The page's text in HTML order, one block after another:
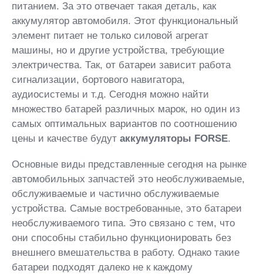
питанием. За это отвечает такая деталь, как
аккумулятор автомобиля. Этот функциональный
элемент питает не только силовой агрегат
машины, но и другие устройства, требующие
электричества. Так, от батареи зависит работа
сигнализации, бортового навигатора,
аудиосистемы и т.д. Сегодня можно найти
множество батарей различных марок, но один из
самых оптимальных вариантов по соотношению
цены и качестве будут аккумуляторы FORSE.
Основные виды представленные сегодня на рынке
автомобильных запчастей это необслуживаемые,
обслуживаемые и частично обслуживаемые
устройства. Самые востребованные, это батареи
необслуживаемого типа. Это связано с тем, что
они способны стабильно функционировать без
внешнего вмешательства в работу. Однако такие
батареи подходят далеко не к каждому